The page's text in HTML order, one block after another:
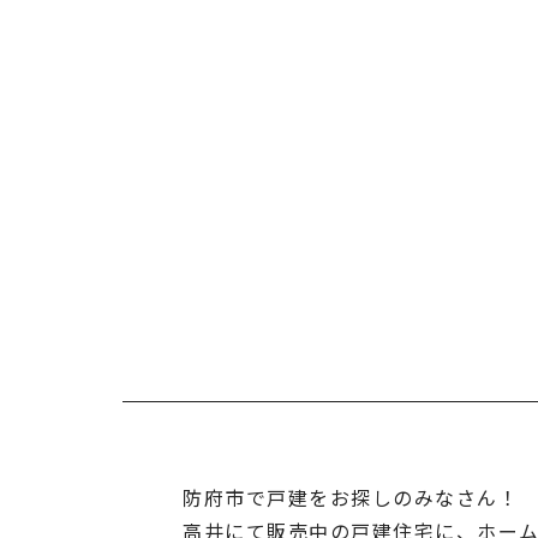
防府市で戸建をお探しのみなさん！
高井にて販売中の戸建住宅に、ホー